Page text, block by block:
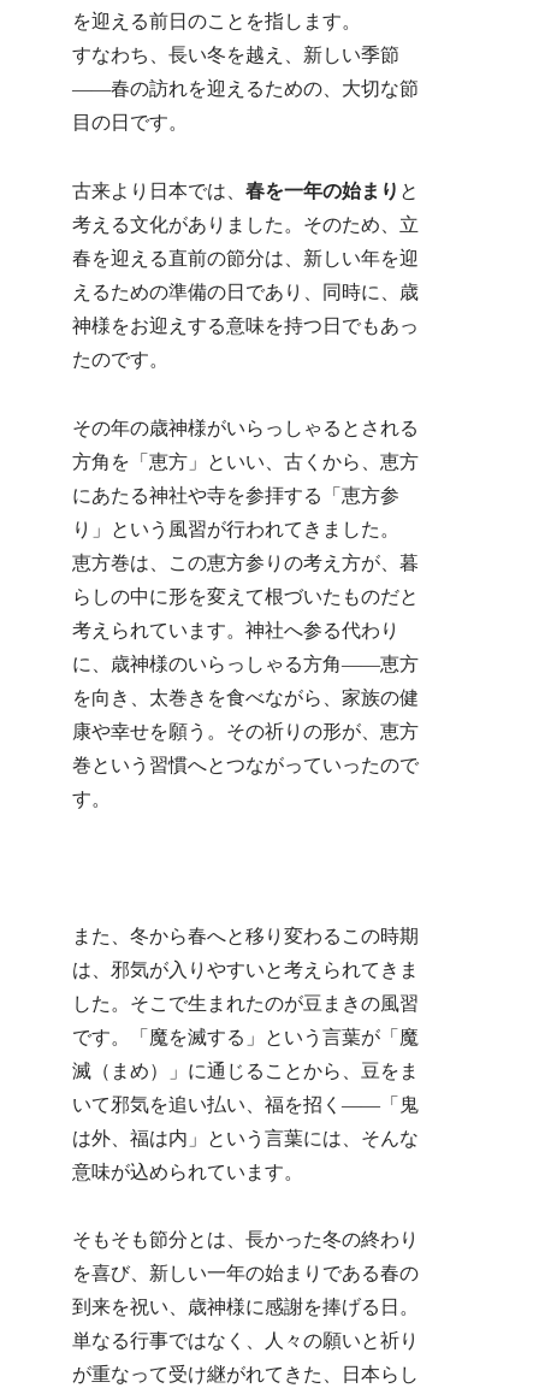
を迎える前日のことを指します。
すなわち、長い冬を越え、新しい季節
――春の訪れを迎えるための、大切な節
目の日です。
古来より日本では、春を一年の始まり と
考える文化がありました。そのため、立
春を迎える直前の節分は、新しい年を迎
えるための準備の日であり、同時に、歳
神様をお迎えする意味を持つ日でもあっ
たのです。
その年の歳神様がいらっしゃるとされる
方角を「恵方」といい、古くから、恵方
にあたる神社や寺を参拝する「恵方参
り」という風習が行われてきました。
恵方巻は、この恵方参りの考え方が、暮
らしの中に形を変えて根づいたものだと
考えられています。神社へ参る代わり
に、歳神様のいらっしゃる方角――恵方
を向き、太巻きを食べながら、家族の健
康や幸せを願う。その祈りの形が、恵方
巻という習慣へとつながっていったので
す。
また、冬から春へと移り変わるこの時期
は、邪気が入りやすいと考えられてきま
した。そこで生まれたのが豆まきの風習
です。「魔を滅する」という言葉が「魔
滅（まめ）」に通じることから、豆をま
いて邪気を追い払い、福を招く――「鬼
は外、福は内」という言葉には、そんな
意味が込められています。
そもそも節分とは、長かった冬の終わり
を喜び、新しい一年の始まりである春の
到来を祝い、歳神様に感謝を捧げる日。
単なる行事ではなく、人々の願いと祈り
が重なって受け継がれてきた、日本らし